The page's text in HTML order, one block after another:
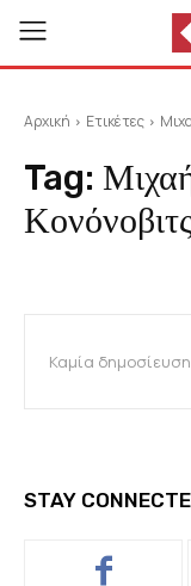
Αρχική Ετικέτες
Tag:
Καμία
STAY